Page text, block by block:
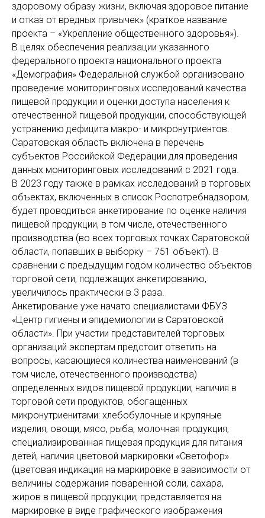
здоровому образу жизни, включая здоровое питание
и отказ от вредных привычек» (краткое название
проекта – «Укрепление общественного здоровья»).
В целях обеспечения реализации указанного
федерального проекта национального проекта
«Демография» Федеральной службой организовано
проведение мониторинговых исследований качества
пищевой продукции и оценки доступа населения к
отечественной пищевой продукции, способствующей
устранению дефицита макро- и микронутриентов.
Саратовская область включена в перечень
субъектов Российской Федерации для проведения
данных мониторинговых исследований с 2021 года.
В 2023 году также в рамках исследований в торговых
объектах, включенных в список Роспотребнадзором,
будет проводиться анкетирование по оценке наличия
пищевой продукции, в том числе, отечественного
производства (во всех торговых точках Саратовской
области, попавших в выборку – 751 объект). В
сравнении с предыдущим годом количество объектов
торговой сети, подлежащих анкетированию,
увеличилось практически в 3 раза.
Анкетирование уже начато специалистами ФБУЗ
«Центр гигиены и эпидемиологии в Саратовской
области». При участии представителей торговых
организаций экспертам предстоит ответить на
вопросы, касающиеся количества наименований (в
том числе, отечественного производства)
определенных видов пищевой продукции, наличия в
торговой сети продуктов, обогащенных
микронутриенитами: хлебобулочные и крупяные
изделия, овощи, мясо, рыба, молочная продукция,
специализированная пищевая продукция для питания
детей, наличия цветовой маркировки «Светофор»
(цветовая индикация на маркировке в зависимости от
величины содержания поваренной соли, сахара,
жиров в пищевой продукции; представляется на
маркировке в виде графического изображения